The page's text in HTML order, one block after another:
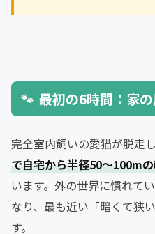
最初の6時間：家
完全室内飼いの愛猫が脱走し
で自宅から半径50〜100m
います。外の世界に慣れて
なり、最も近い「暗くて狭
す。